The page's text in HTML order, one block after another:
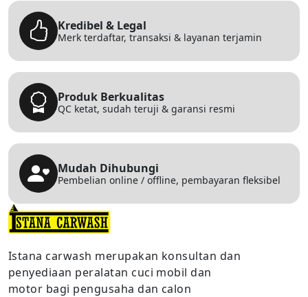
Kredibel & Legal
Merk terdaftar, transaksi & layanan terjamin
Produk Berkualitas
QC ketat, sudah teruji & garansi resmi
Mudah Dihubungi
Pembelian online / offline, pembayaran fleksibel
Istana carwash merupakan konsultan dan
penyediaan peralatan cuci mobil dan
motor bagi pengusaha dan calon